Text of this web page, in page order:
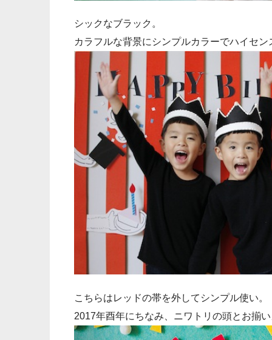
シックなブラック。
カラフルな背景にシンプルカラーでハイセン
こちらはレッドの帯を外してシンプル使い。
2017年酉年にちなみ、ニワトリの頭とお揃